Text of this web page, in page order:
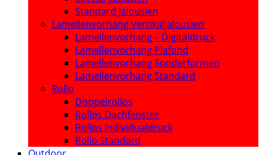
Standard Jalousien
Lamellenvorhang Vertikaljalousien
Lamellenvorhang – Digitaldruck
Lamellenvorhang Plafond
Lamellenvorhang Sonderformen
Lamellenvorhang Standard
Rollo
Doppelrollos
Rollos Dachfenster
Rollos Individualdruck
Rollo Standard